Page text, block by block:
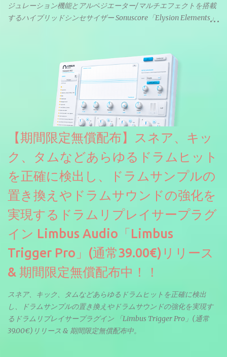
ジュレーション機能とアルペジエーター/マルチエフェクトを搭載
するハイブリッドシンセサイザー Sonuscore「Elysion Elements」
えるようになっています。総容量も7GBを超えます。複数の設定に
より音色が作りこまれているため、あらかじめアルペジオがプロ
グラムされているプリセットも多いですが、アルペジオを切るこ
とももちろんできます。 ほとんどのシンセライブラリは、音を一
度サンプリングしてベロシティで音量を調整します。 しかし、
ELYSIONは違います。ビンテージシンセを含む様々な音源から、
複数のベロシティレイヤーにわたって録音し、各レイヤーを整形
することで、弱く演奏した場合と強く演奏した場合で、全く異な
る音色が得られます。単に音量を変えただけの同じ音ではありま
せん。
【期間限定無償配布】スネア、キッ
ク、タムなどあらゆるドラムヒット
を正確に検出し、ドラムサンプルの
置き換えやドラムサウンドの強化を
実現するドラムリプレイサープラグ
イン Limbus Audio「Limbus
Trigger Pro」(通常39.00€)リリース
& 期間限定無償配布中！！
スネア、キック、タムなどあらゆるドラムヒットを正確に検出
し、ドラムサンプルの置き換えやドラムサウンドの強化を実現す
るドラムリプレイサープラグイン 「Limbus Trigger Pro」(通常
39.00€)リリース & 期間限定無償配布中。